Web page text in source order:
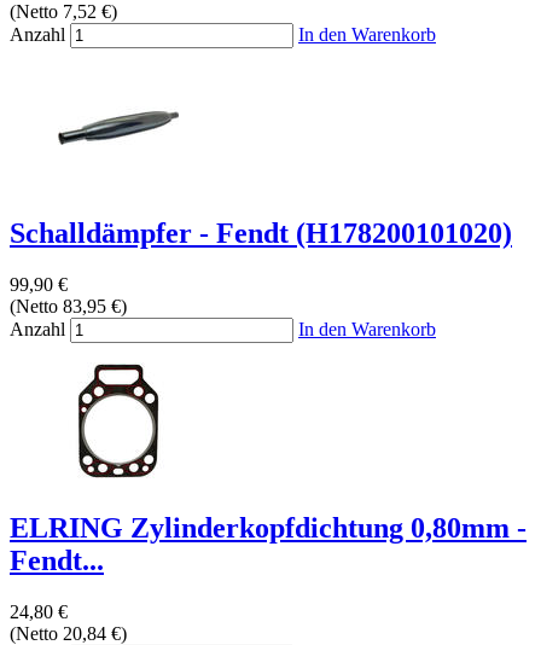
(Netto 7,52 €)
Anzahl
In den Warenkorb
Schalldämpfer - Fendt (H178200101020)
99,90 €
(Netto 83,95 €)
Anzahl
In den Warenkorb
ELRING Zylinderkopfdichtung 0,80mm -
Fendt...
24,80 €
(Netto 20,84 €)